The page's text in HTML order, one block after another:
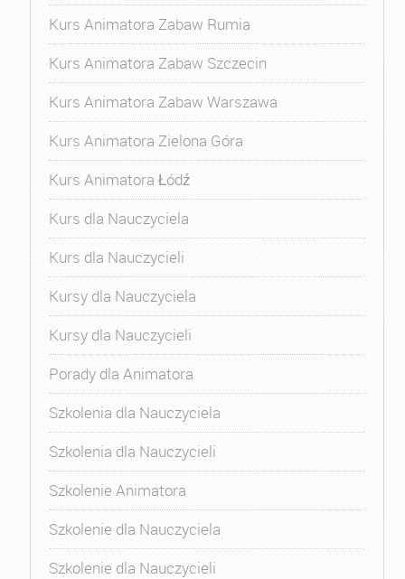
Kurs Animatora Zabaw Rumia
Kurs Animatora Zabaw Szczecin
Kurs Animatora Zabaw Warszawa
Kurs Animatora Zielona Góra
Kurs Animatora Łódź
Kurs dla Nauczyciela
Kurs dla Nauczycieli
Kursy dla Nauczyciela
Kursy dla Nauczycieli
Porady dla Animatora
Szkolenia dla Nauczyciela
Szkolenia dla Nauczycieli
Szkolenie Animatora
Szkolenie dla Nauczyciela
Szkolenie dla Nauczycieli